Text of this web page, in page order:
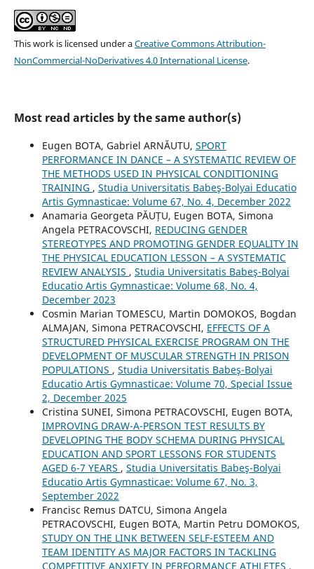
This work is licensed under aCreative Commons Attribution-
NonCommercial-NoDerivatives 4.0 International License.
Most read articles by the same author(s)
Eugen BOTA, Gabriel ARNĂUTU, SPORT
PERFORMANCE IN DANCE – A SYSTEMATIC REVIEW OF
THE METHODS USED IN PHYSICAL CONDITIONING
TRAINING , Studia Universitatis Babeş-Bolyai Educatio
Artis Gymnasticae: Volume 67, No. 4, December 2022
Anamaria Georgeta PĂUȚU, Eugen BOTA, Simona
Angela PETRACOVSCHI, REDUCING GENDER
STEREOTYPES AND PROMOTING GENDER EQUALITY IN
THE PHYSICAL EDUCATION LESSON – A SYSTEMATIC
REVIEW ANALYSIS , Studia Universitatis Babeş-Bolyai
Educatio Artis Gymnasticae: Volume 68, No. 4,
December 2023
Cosmin Marian TOMESCU, Martin DOMOKOS, Bogdan
ALMAJAN, Simona PETRACOVSCHI, EFFECTS OF A
STRUCTURED PHYSICAL EXERCISE PROGRAM ON THE
DEVELOPMENT OF MUSCULAR STRENGTH IN PRISON
POPULATIONS , Studia Universitatis Babeş-Bolyai
Educatio Artis Gymnasticae: Volume 70, Special Issue
2, December 2025
Cristina SUNEI, Simona PETRACOVSCHI, Eugen BOTA,
IMPROVING DRAW-A-PERSON TEST RESULTS BY
DEVELOPING THE BODY SCHEMA DURING PHYSICAL
EDUCATION AND SPORT LESSONS FOR STUDENTS
AGED 6-7 YEARS , Studia Universitatis Babeş-Bolyai
Educatio Artis Gymnasticae: Volume 67, No. 3,
September 2022
Francisc Remus DATCU, Simona Angela
PETRACOVSCHI, Eugen BOTA, Martin Petru DOMOKOS,
STUDY ON THE LINK BETWEEN SELF-ESTEEM AND
TEAM IDENTITY AS MAJOR FACTORS IN TACKLING
COMPETITIVE ANXIETY IN PERFORMANCE ATHLETES ,